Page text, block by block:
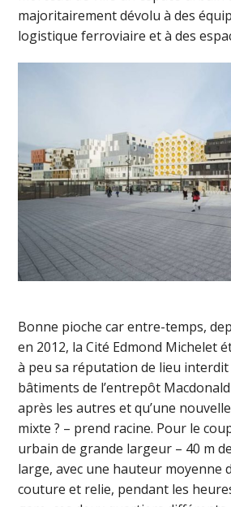
majoritairement dévolu à des
logistique ferroviaire et à des
Bonne pioche car entre-temps,
en 2012, la Cité Edmond Michelet
à peu sa réputation de lieu interdit
bâtiments de l’entrepôt
après les autres et qu’une
mixte ? – prend racine. Pour le
urbain de grande largeur – 40 m
large, avec une hauteur moyenne
couture et relie, pendant les